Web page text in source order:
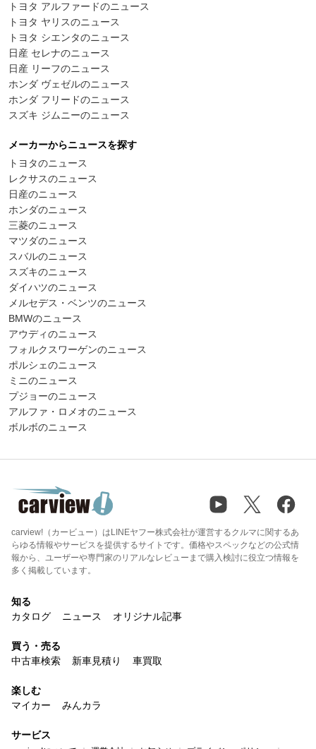
トヨタ アルファードのニュース
トヨタ ヤリスのニュース
トヨタ シエンタのニュース
日産 セレナのニュース
日産 リーフのニュース
ホンダ ヴェゼルのニュース
ホンダ フリードのニュース
スズキ ジムニーのニュース
メーカーからニュースを探す
トヨタのニュース
レクサスのニュース
日産のニュース
ホンダのニュース
三菱のニュース
マツダのニュース
スバルのニュース
スズキのニュース
ダイハツのニュース
メルセデス・ベンツのニュース
BMWのニュース
アウディのニュース
フォルクスワーゲンのニュース
ポルシェのニュース
ミニのニュース
プジョーのニュース
アルファ・ロメオのニュース
ボルボのニュース
carview!（カービュー）はLINEヤフー株式会社が運営するクルマに関するあ
らゆる情報やサービスを提供するサイトです。価格やスペックなどの公式情
報から、ユーザーや専門家のリアルなレビューまで購入検討に役立つ情報を
多く掲載しています。
知る
カタログ
ニュース オリジナル記事
買う・売る
中古車検索
新車見積り 車買取
楽しむ
マイカー
みんカラ
サービス